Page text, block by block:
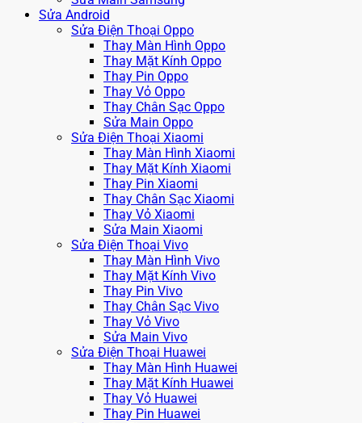
Sửa Android
Sửa Điện Thoại Oppo
Thay Màn Hình Oppo
Thay Mặt Kính Oppo
Thay Pin Oppo
Thay Vỏ Oppo
Thay Chân Sạc Oppo
Sửa Main Oppo
Sửa Điện Thoại Xiaomi
Thay Màn Hình Xiaomi
Thay Mặt Kính Xiaomi
Thay Pin Xiaomi
Thay Chân Sạc Xiaomi
Thay Vỏ Xiaomi
Sửa Main Xiaomi
Sửa Điện Thoại Vivo
Thay Màn Hình Vivo
Thay Mặt Kính Vivo
Thay Pin Vivo
Thay Chân Sạc Vivo
Thay Vỏ Vivo
Sửa Main Vivo
Sửa Điện Thoại Huawei
Thay Màn Hình Huawei
Thay Mặt Kính Huawei
Thay Vỏ Huawei
Thay Pin Huawei